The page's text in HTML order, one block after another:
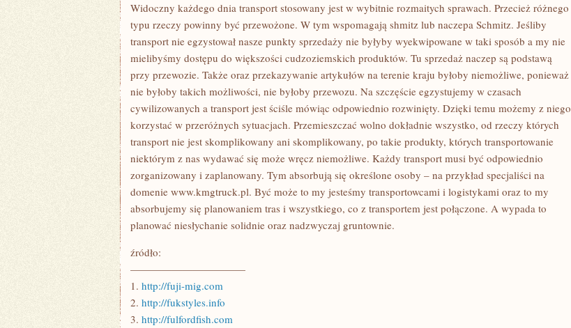
JEST
W
BARDZO
ROZMAITYCH
PRZYPADKACH
Widoczny każdego dnia transport stosowany jest w wybitnie rozmaitych sprawach. Przecież różnego
typu rzeczy powinny być przewożone. W tym wspomagają shmitz lub naczepa Schmitz. Jeśliby
transport nie egzystował nasze punkty sprzedaży nie byłyby wyekwipowane w taki sposób a my nie
mielibyśmy dostępu do większości cudzoziemskich produktów. Tu sprzedaż naczep są podstawą
przy przewozie. Także oraz przekazywanie artykułów na terenie kraju byłoby niemożliwe, ponieważ
nie byłoby takich możliwości, nie byłoby przewozu. Na szczęście egzystujemy w czasach
cywilizowanych a transport jest ściśle mówiąc odpowiednio rozwinięty. Dzięki temu możemy z niego
korzystać w przeróżnych sytuacjach. Przemieszczać wolno dokładnie wszystko, od rzeczy których
transport nie jest skomplikowany ani skomplikowany, po takie produkty, których transportowanie
niektórym z nas wydawać się może wręcz niemożliwe. Każdy transport musi być odpowiednio
zorganizowany i zaplanowany. Tym absorbują się określone osoby – na przykład specjaliści na
domenie www.kmgtruck.pl. Być może to my jesteśmy transportowcami i logistykami oraz to my
absorbujemy się planowaniem tras i wszystkiego, co z transportem jest połączone. A wypada to
planować niesłychanie solidnie oraz nadzwyczaj gruntownie.
źródło:
———————————
1. http://fuji-mig.com
2. http://fukstyles.info
3. http://fulfordfish.com